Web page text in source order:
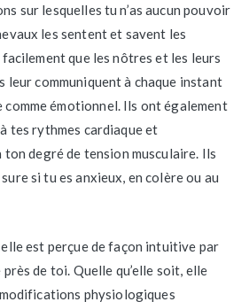
sur lesquelles tu n’as aucun pouvoir
les sentent et savent les
facilement que les nôtres et les leurs
leur communiquent à chaque instant
émotionnel. Ils ont également
tes rythmes cardiaque et
ton degré de tension musculaire. Ils
si tu es anxieux, en colère ou au
est perçue de façon intuitive par
de toi. Quelle qu’elle soit, elle
physiologiques